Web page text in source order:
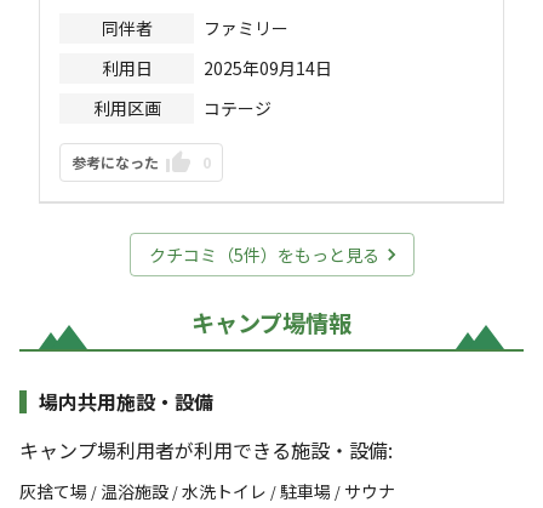
同伴者
ファミリー
利用日
2025年09月14日
利用区画
コテージ
参考になった 0
クチコミ（5件）をもっと見る
キャンプ場情報
場内共用施設・設備
キャンプ場利用者が利用できる施設・設備:
灰捨て場 / 温浴施設 /水洗トイレ /駐車場 / サウナ